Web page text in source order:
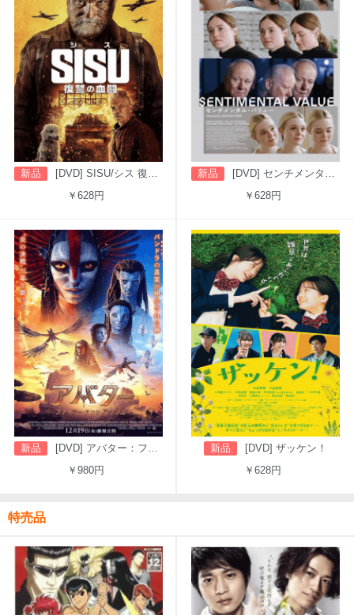
新品
[DVD] SISU/シス 復讐の血闘（字幕版）
￥628円
新品
[DVD] センチメンタル・バリュー
￥628円
新品
[DVD] アバター：ファイヤー・アンド・アッシュ
￥980円
新品
[DVD] ザッケン！
￥628円
特売品